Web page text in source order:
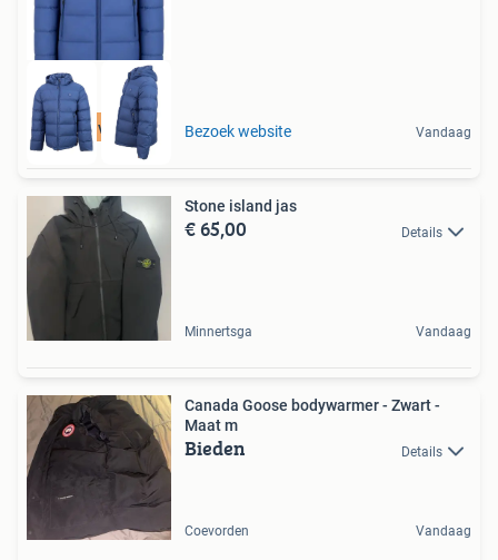
Tot 75% voordeel Bezoek website Vandaag
Stone island jas
€ 65,00 Details
Minnertsga Vandaag
Canada Goose bodywarmer - Zwart -
Maat m
Bieden Details
Coevorden Vandaag